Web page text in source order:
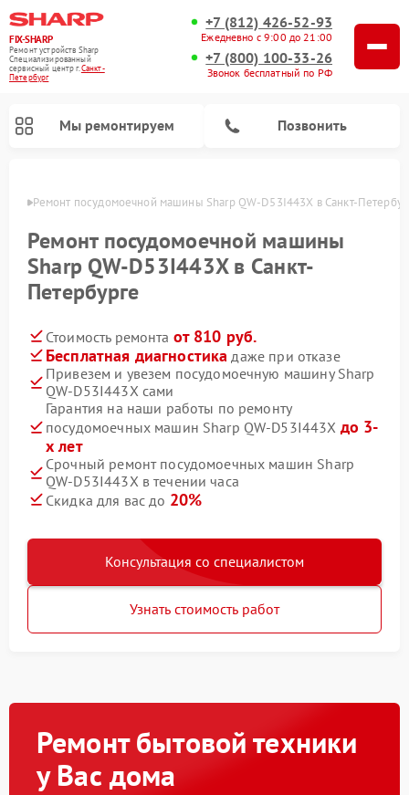
FIX-SHARP
Ремонт устройств Sharp
Специализированный
cервисный центр г.Санкт-
Петербург
+7 (812) 426-52-93
Ежедневно с 9:00 до 21:00
+7 (800) 100-33-26
Звонок бесплатный по РФ
Мы ремонтируем Позвонить
Ремонт посудомоечной машины Sharp QW-D53I443X в Санкт-
Ремонт посудомоечной машины
Sharp QW-D53I443X в Санкт-
Петербурге
Стоимость ремонта от 810 руб.
Бесплатная диагностика даже при отказе
Привезем и увезем посудомоечную машину Sharp
QW-D53I443X сами
Гарантия на наши работы по ремонту
посудомоечных машин Sharp QW-D53I443X до 3-
х лет
Срочный ремонт посудомоечных машин Sharp
QW-D53I443X в течении часа
Скидка для вас до 20%
Консультация со специалистом
Узнать стоимость работ
Ремонт бытовой техники
у Вас дома